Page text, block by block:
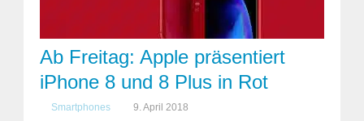
Ab Freitag: Apple präsentiert
iPhone 8 und 8 Plus in Rot
Smartphones 9. April 2018